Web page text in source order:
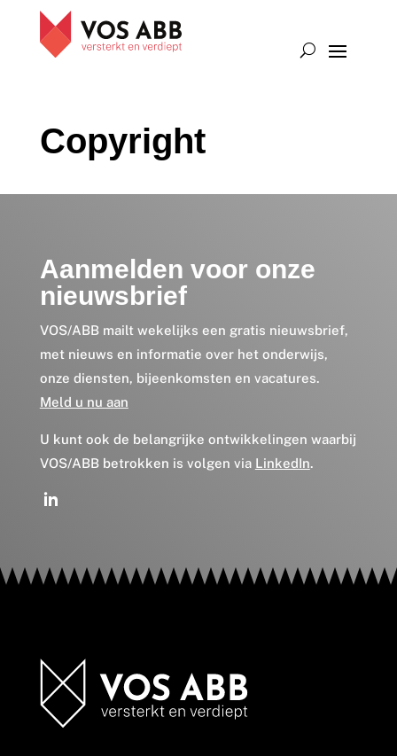
Copyright
Aanmelden voor onze
nieuwsbrief
VOS/ABB mailt wekelijks een gratis nieuwsbrief,
met nieuws en informatie over het onderwijs,
onze diensten, bijeenkomsten en vacatures.
Meld u nu aan
U kunt ook de belangrijke ontwikkelingen waarbij
VOS/ABB betrokken is volgen via LinkedIn.